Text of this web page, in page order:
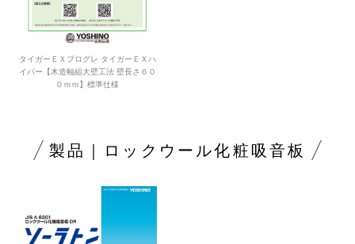
タイガーＥＸプログレ タイガーＥＸハ
イパー【木造軸組大壁工法 壁長さ６０
０ｍｍ】標準仕様
製品｜ロックウール化粧吸音板